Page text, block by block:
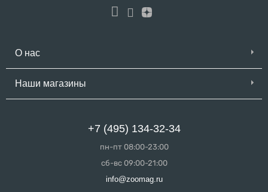
О нас
Наши магазины
+7 (495) 134-32-34
пн-пт 08:00-23:00
сб-вс 09:00-21:00
info@zoomag.ru